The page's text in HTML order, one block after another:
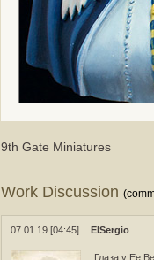
9th Gate Miniatures
Work Discussion
07.01.19 [04:45] ElSergio
Глаза у Ее